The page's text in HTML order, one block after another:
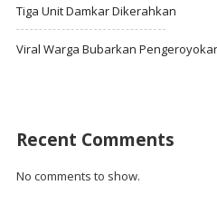
Tiga Unit Damkar Dikerahkan
Viral Warga Bubarkan
Recent Comments
No comments to show.